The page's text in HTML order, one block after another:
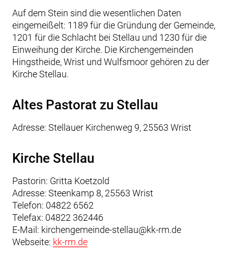
Auf dem Stein sind die wesentlichen Daten
eingemeißelt: 1189 für die Gründung der Gemeinde,
1201 für die Schlacht bei Stellau und 1230 für die
Einweihung der Kirche. Die Kirchengemeinden
Hingstheide, Wrist und Wulfsmoor gehören zu der
Kirche Stellau.
Altes Pastorat zu Stellau
Adresse: Stellauer Kirchenweg 9, 25563 Wrist
Kirche Stellau
Pastorin: Gritta Koetzold
Adresse: Steenkamp 8, 25563 Wrist
Telefon: 04822 6562
Telefax: 04822 362446
E-Mail: kirchengemeinde-stellau@kk-rm.de
Webseite: kk-rm.de